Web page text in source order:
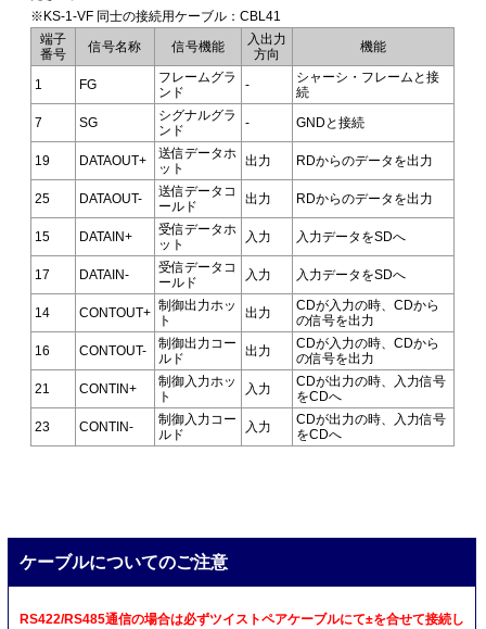
※KS-1-VF 同士の接続用ケーブル：CBL41
端子
番号
信号名称 信号機能
入出力
方向
機能
1 FG
フレームグラ
ンド
-
シャーシ・フレームと接
続
7
SG
シグナルグラ
ンド
- GNDと接続
19 DATAOUT+
送信データホ
ット
出力 RDからのデータを出力
25 DATAOUT-
送信データコ
ールド
出力 RDからのデータを出力
15 DATAIN+
受信データホ
ット
入力 入力データをSDへ
17 DATAIN-
受信データコ
ールド
入力 入力データをSDへ
14 CONTOUT+ 制御出力ホッ
ト
出力
CDが入力の時、CDから
の信号を出力
16
CONTOUT-
制御出力コー
ルド
出力
CDが入力の時、CDから
の信号を出力
21
CONTIN+
制御入力ホッ
ト
入力
CDが出力の時、入力信号
をCDへ
23
CONTIN-
制御入力コー
ルド
入力
CDが出力の時、入力信号
をCDへ
ケーブルについてのご注意
RS422/RS485通信の場合は必ずツイストペアケーブルにて±を合せて接続し